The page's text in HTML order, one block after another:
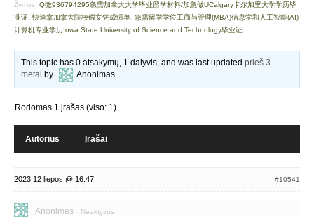
Žymos: Q微936794295急需加拿大大学毕业留学材料/加急做UCalgary卡尔加里大学学历毕
业证 快速拿加拿大院校假文凭成绩单 急需留学学位工商与管理(MBA)信息学和人工智能(AI)
计算机专业学历Iowa State University of Science and Technology毕业证
This topic has 0 atsakymų, 1 dalyvis, and was last updatedprieš 3
metai by Anonimas.
Rodomas 1 įrašas (viso: 1)
Autorius Įrašai
2023 12 liepos @ 16:47 #10541
Anonimas Neaktyvus